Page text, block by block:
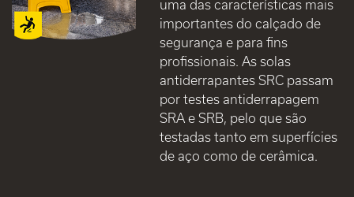
uma das características mais
importantes do calçado de
segurança e para fins
profissionais. As solas
antiderrapantes SRC passam
por testes antiderrapagem
SRA e SRB, pelo que são
testadas tanto em superfícies
de aço como de cerâmica.